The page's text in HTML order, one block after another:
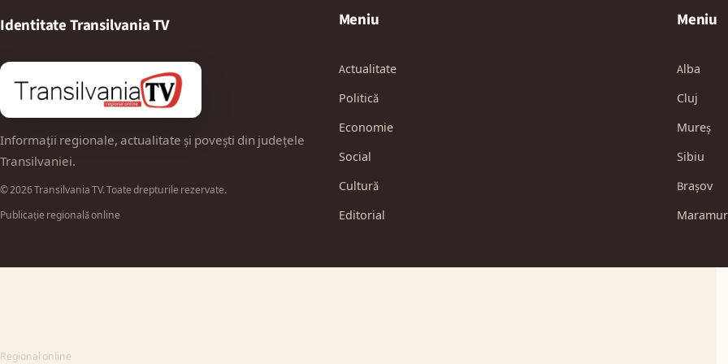
Identitate Transilvania TV
Informații regionale, actualitate și povești din județele
Transilvaniei.
© 2026 Transilvania TV. Toate drepturile rezervate.
Publicație regională online
Meniu
Actualitate
Politică
Economie
Social
Cultură
Editorial
Meniu
Alba
Cluj
Mureș
Sibiu
Brașov
Regional online